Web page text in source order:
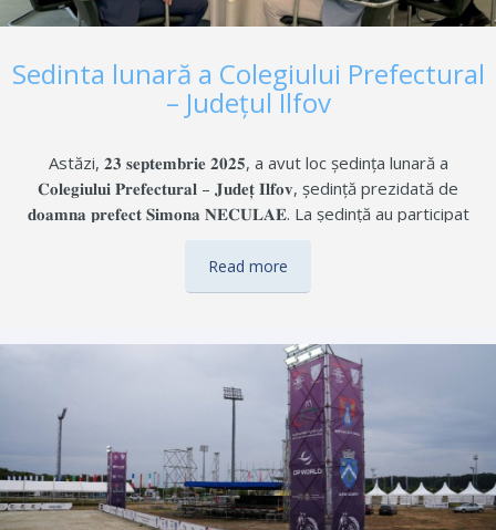
Sedinta lunară a Colegiului Prefectural
– Județul Ilfov
Astăzi, 𝟐𝟑 𝐬𝐞𝐩𝐭𝐞𝐦𝐛𝐫𝐢𝐞 𝟐𝟎𝟐𝟓, a avut loc ședința lunară a
𝐂𝐨𝐥𝐞𝐠𝐢𝐮𝐥𝐮𝐢 𝐏𝐫𝐞𝐟𝐞𝐜𝐭𝐮𝐫𝐚𝐥 – 𝐉𝐮𝐝𝐞𝐭̦ 𝐈𝐥𝐟𝐨𝐯, ședință prezidată de
𝐝𝐨𝐚𝐦𝐧𝐚 𝐩𝐫𝐞𝐟𝐞𝐜𝐭 𝐒𝐢𝐦𝐨𝐧𝐚 𝐍𝐄𝐂𝐔𝐋𝐀𝐄. La ședință au participat
𝐎𝐉𝐎𝐆, precum și primarii localităților din județul Ilfov, în
calitate de invitați. 𝐏𝐞 𝐨𝐫𝐝𝐢𝐧𝐞𝐚 𝐝𝐞 𝐳𝐢 𝐬-𝐚𝐮 𝐚𝐟𝐥𝐚𝐭 următoarele
de Îmbunătățiri Funciare privind lucrările desfășurate în anul
2025 în domeniul îmbunătățirilor funciare. Au fost analizate
atât investițiile și lucrările de întreținere realizate pe canalele
de irigații și desecare, cât și provocările întâmpinate, de la
respectarea zonelor de protecție până la…
Read more